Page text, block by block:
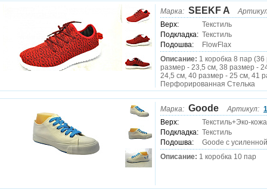
Марка: SEEKF A
Верх:
Текстиль
Подкладка: Текстиль
Подошва:
FlowFlax
Описание: 1 коробка 8 пар
размер - 23,5 см, 38 размер -
24,5 см, 40 размер - 25 см, 41
Перфорированная Стелька
Марка: Goode Артикул:
Верх:
Текстиль+Эко-кожа
Подкладка: Текстиль
Подошва:
Goode с
Описание: 1 коробка 10 пар